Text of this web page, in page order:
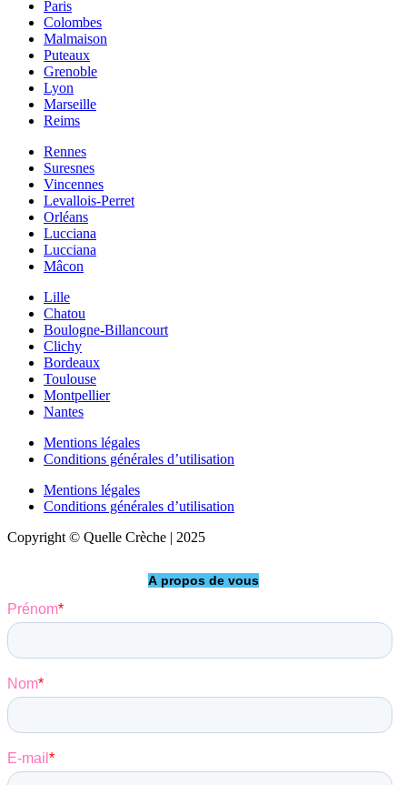
Paris
Colombes
Malmaison
Puteaux
Grenoble
Lyon
Marseille
Reims
Rennes
Suresnes
Vincennes
Levallois-Perret
Orléans
Lucciana
Lucciana
Mâcon
Lille
Chatou
Boulogne-Billancourt
Clichy
Bordeaux
Toulouse
Montpellier
Nantes
Mentions légales
Conditions générales d’utilisation
Mentions légales
Conditions générales d’utilisation
Copyright © Quelle Crèche | 2025